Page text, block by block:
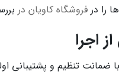
را در فروشگاه کاویان در
اجرا
تنظیم و پشتیبانی